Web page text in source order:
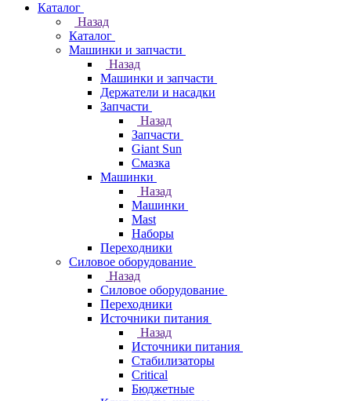
Каталог
Назад
Каталог
Машинки и запчасти
Назад
Машинки и запчасти
Держатели и насадки
Запчасти
Назад
Запчасти
Giant Sun
Смазка
Машинки
Назад
Машинки
Mast
Наборы
Переходники
Силовое оборудование
Назад
Силовое оборудование
Переходники
Источники питания
Назад
Источники питания
Стабилизаторы
Critical
Бюджетные